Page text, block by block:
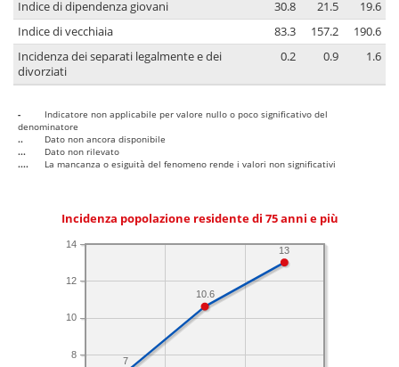
Indice di dipendenza giovani
30.8 21.5
19.6
Indice di vecchiaia
83.3 157.2
190.6
Incidenza dei separati legalmente e dei
divorziati
0.2 0.9 1.6
-
Indicatore non applicabile per valore nullo o poco significativo del
denominatore
..
Dato non ancora disponibile
...
Dato non rilevato
....
La mancanza o esiguità del fenomeno rende i valori non significativi
Incidenza popolazione residente di 75 anni e più
8
10
12
14
13
10.6
7